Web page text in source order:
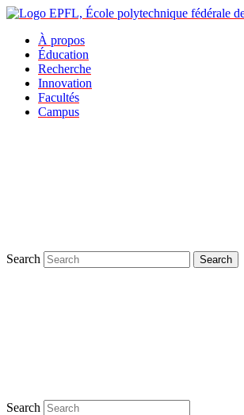
À propos
Éducation
Recherche
Innovation
Facultés
Campus
Search Search
Search